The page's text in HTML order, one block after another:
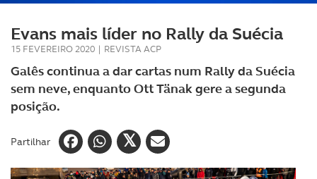
Evans mais líder no Rally da Suécia
15 FEVEREIRO 2020 | REVISTA ACP
Galês continua a dar cartas num Rally da Suécia
sem neve, enquanto Ott Tänak gere a segunda
posição.
Partilhar